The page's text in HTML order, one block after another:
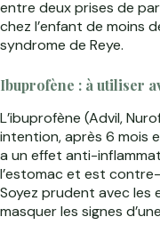
entre deux prises de
chez l’enfant de moins
syndrome de Reye.
Ibuprofène : à utiliser
L’ibuprofène (Advil,
intention, après 6 mois
a un effet anti-
l’estomac et est
Soyez prudent avec les
masquer les signes